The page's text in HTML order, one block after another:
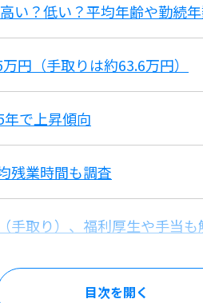
い？低い？平均年齢や勤続
円（手取りは約63.6万円）
で上昇傾向
残業時間も調査
手取り）、福利厚生や手当も
目次を